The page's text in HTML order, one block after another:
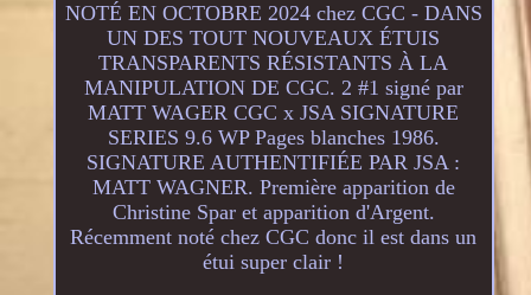
NOTÉ EN OCTOBRE 2024 chez CGC - DANS
UN DES TOUT NOUVEAUX ÉTUIS
TRANSPARENTS RÉSISTANTS À LA
MANIPULATION DE CGC. 2 #1 signé par
MATT WAGER CGC x JSA SIGNATURE
SERIES 9.6 WP Pages blanches 1986.
SIGNATURE AUTHENTIFIÉE PAR JSA :
MATT WAGNER. Première apparition de
Christine Spar et apparition d'Argent.
Récemment noté chez CGC donc il est dans un
étui super clair !